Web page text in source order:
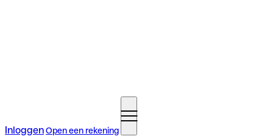
InloggenOpen een rekening